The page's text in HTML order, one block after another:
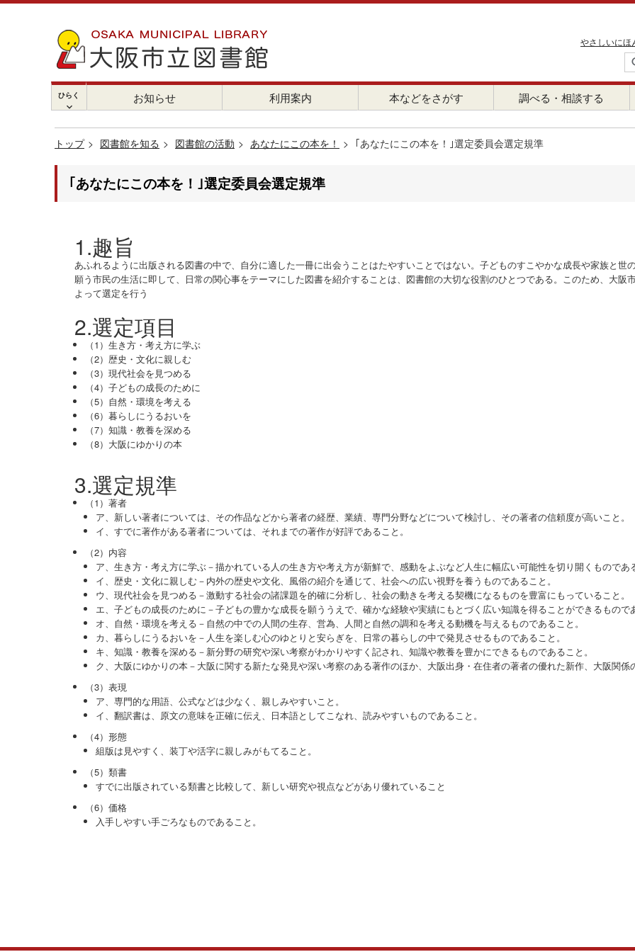
やさしいにほ
ひらく
chevron_right
お知らせ 利用案内 本などをさがす 調べる・相談する
トップ 図書館を知る 図書館の活動 あなたにこの本を！ ｢あなたにこの本を！｣選定委員会選定規準
｢あなたにこの本を！｣選定委員会選定規準
1.趣旨
あふれるように出版される図書の中で、自分に適した一冊に出会うことはたやすいことではない。子どものすこやかな成長や家族と
願う市民の生活に即して、日常の関心事をテーマにした図書を紹介することは、図書館の大切な役割のひとつである。このため、大阪
よって選定を行う
2.選定項目
（1）生き方・考え方に学ぶ
（2）歴史・文化に親しむ
（3）現代社会を見つめる
（4）子どもの成長のために
（5）自然・環境を考える
（6）暮らしにうるおいを
（7）知識・教養を深める
（8）大阪にゆかりの本
3.選定規準
（1）著者
ア、新しい著者については、その作品などから著者の経歴、業績、専門分野などについて検討し、その著者の信頼度が高いこと。
イ、すでに著作がある著者については、それまでの著作が好評であること。
（2）内容
ア、生き方・考え方に学ぶ－描かれている人の生き方や考え方が新鮮で、感動をよぶなど人生に幅広い可能性を切り開くものであ
イ、歴史・文化に親しむ－内外の歴史や文化、風俗の紹介を通じて、社会への広い視野を養うものであること。
ウ、現代社会を見つめる－激動する社会の諸課題を的確に分析し、社会の動きを考える契機になるものを豊富にもっていること。
エ、子どもの成長のために－子どもの豊かな成長を願ううえで、確かな経験や実績にもとづく広い知識を得ることができるもので
オ、自然・環境を考える－自然の中での人間の生存、営為、人間と自然の調和を考える動機を与えるものであること。
カ、暮らしにうるおいを－人生を楽しむ心のゆとりと安らぎを、日常の暮らしの中で発見させるものであること。
キ、知識・教養を深める－新分野の研究や深い考察がわかりやすく記され、知識や教養を豊かにできるものであること。
ク、大阪にゆかりの本－大阪に関する新たな発見や深い考察のある著作のほか、大阪出身・在住者の著者の優れた新作、大阪関係
（3）表現
ア、専門的な用語、公式などは少なく、親しみやすいこと。
イ、翻訳書は、原文の意味を正確に伝え、日本語としてこなれ、読みやすいものであること。
（4）形態
組版は見やすく、装丁や活字に親しみがもてること。
（5）類書
すでに出版されている類書と比較して、新しい研究や視点などがあり優れていること
（6）価格
入手しやすい手ごろなものであること。